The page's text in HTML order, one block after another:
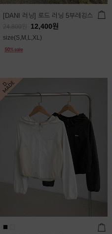
[DANI 러닝] 로드 러닝 5부레깅스
24,800 12,400원
size(S,M,L,XL)